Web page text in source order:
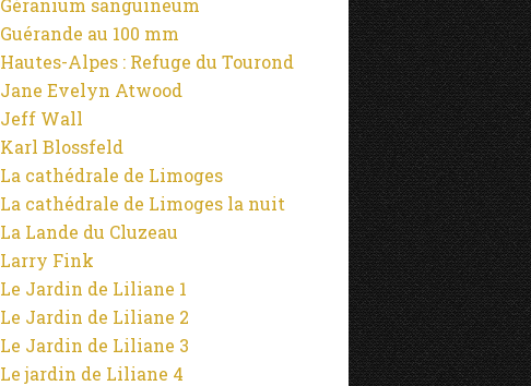
Géranium sanguineum
Guérande au 100 mm
Hautes-Alpes : Refuge du Tourond
Jane Evelyn Atwood
Jeff Wall
Karl Blossfeld
La cathédrale de Limoges
La cathédrale de Limoges la nuit
La Lande du Cluzeau
Larry Fink
Le Jardin de Liliane 1
Le Jardin de Liliane 2
Le Jardin de Liliane 3
Le jardin de Liliane 4